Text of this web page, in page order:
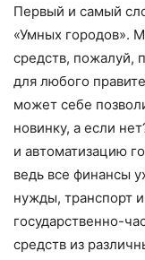
Первый и самый
«Умных городов».
средств, пожалуй,
для любого
может себе
новинку, а если
и автоматизацию
ведь все финансы
нужды, транспорт
государственно-
средств из